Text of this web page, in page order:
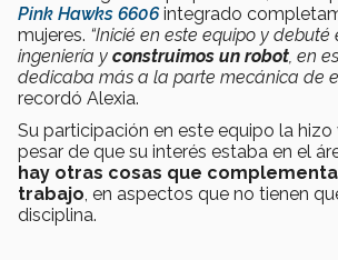
Pink Hawks 6606 integrado
mujeres. “Inicié en este equipo y
ingeniería y construimos un robot, en
dedicaba más a la parte mecánica de
recordó Alexia.
Su participación en este equipo la hizo
pesar de que su interés estaba en el
hay otras cosas que
trabajo, en aspectos que no tienen
disciplina.